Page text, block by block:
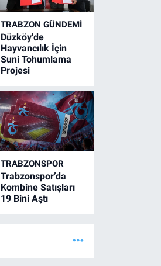
TRABZON GÜNDEMİ
Düzköy'de
Hayvancılık İçin
Suni Tohumlama
Projesi
TRABZONSPOR
Trabzonspor’da
Kombine Satışları
19 Bini Aştı